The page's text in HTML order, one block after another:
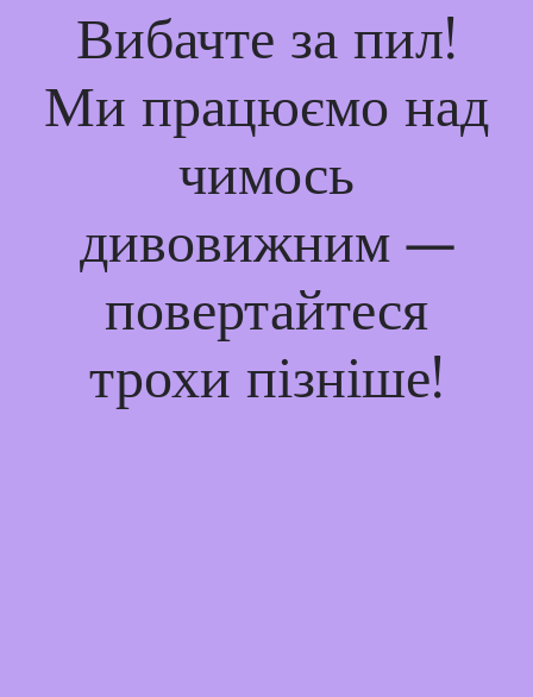
Вибачте за пил!
Ми працюємо над
чимось
дивовижним —
повертайтеся
трохи пізніше!